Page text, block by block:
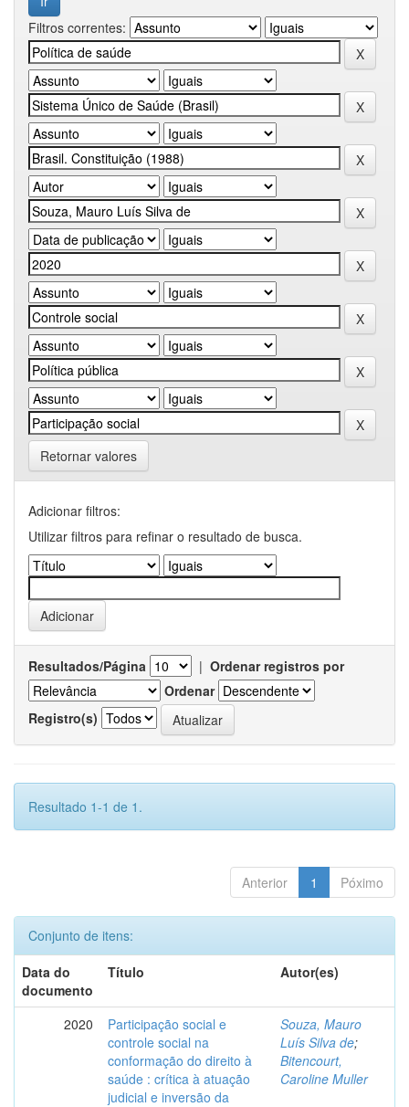
Filtros correntes:
Retornar valores
Adicionar filtros:
Utilizar filtros para refinar o resultado de busca.
Resultados/Página | Ordenar registros por
Ordenar
Registro(s)
Resultado 1-1 de 1.
Anterior 1 Póximo
Conjunto de itens:
Data do
documento
Título Autor(es)
2020
Participação social e
controle social na
conformação do direito à
saúde : crítica à atuação
judicial e inversão da
Souza, Mauro
Luís Silva de;
Bitencourt,
Caroline Muller